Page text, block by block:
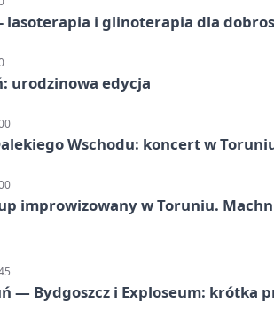
lasoterapia i glinoterapia dla
urodzinowa edycja
Wschodu: koncert w
improwizowany w Toruniu.
— Bydgoszcz i Exploseum: krótka